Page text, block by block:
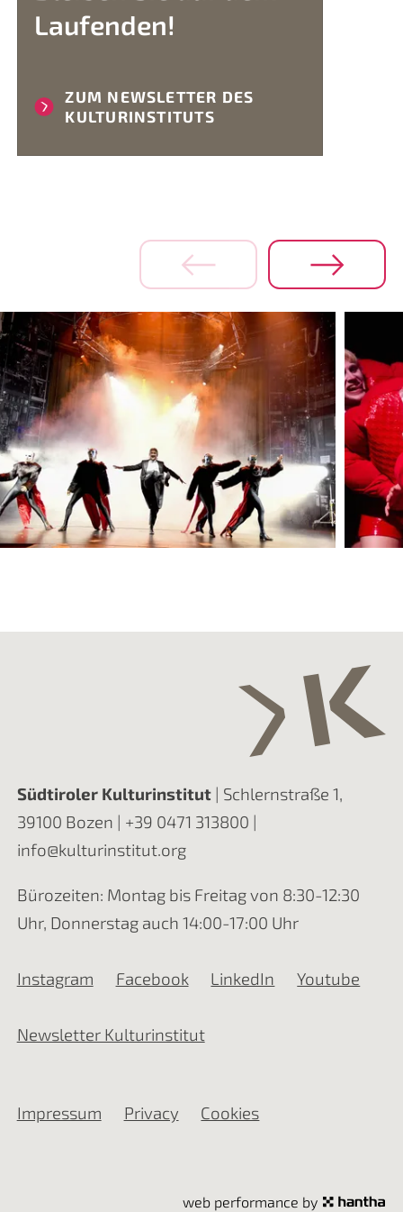
Laufenden!
ZUM NEWSLETTER DES
KULTURINSTITUTS
Südtiroler Kulturinstitut| Schlernstraße 1,
39100 Bozen | +39 0471 313800 |
info@kulturinstitut.org
Bürozeiten: Montag bis Freitag von 8:30-12:30
Uhr, Donnerstag auch 14:00-17:00 Uhr
Instagram Facebook LinkedIn Youtube
Newsletter Kulturinstitut
Impressum Privacy Cookies
web performance by